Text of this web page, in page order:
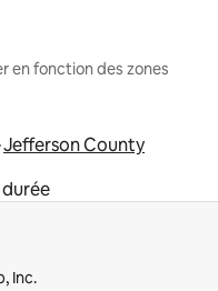
en fonction des zones
Jefferson County
Inc.